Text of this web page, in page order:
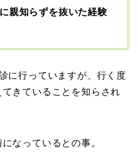
親知らずを抜いた経験
に行っていますが、行く度
きていることを知らされ
なっているとの事。